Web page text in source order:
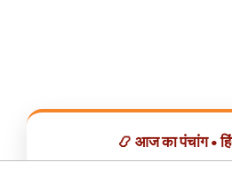
📿 आज का पंचांग •